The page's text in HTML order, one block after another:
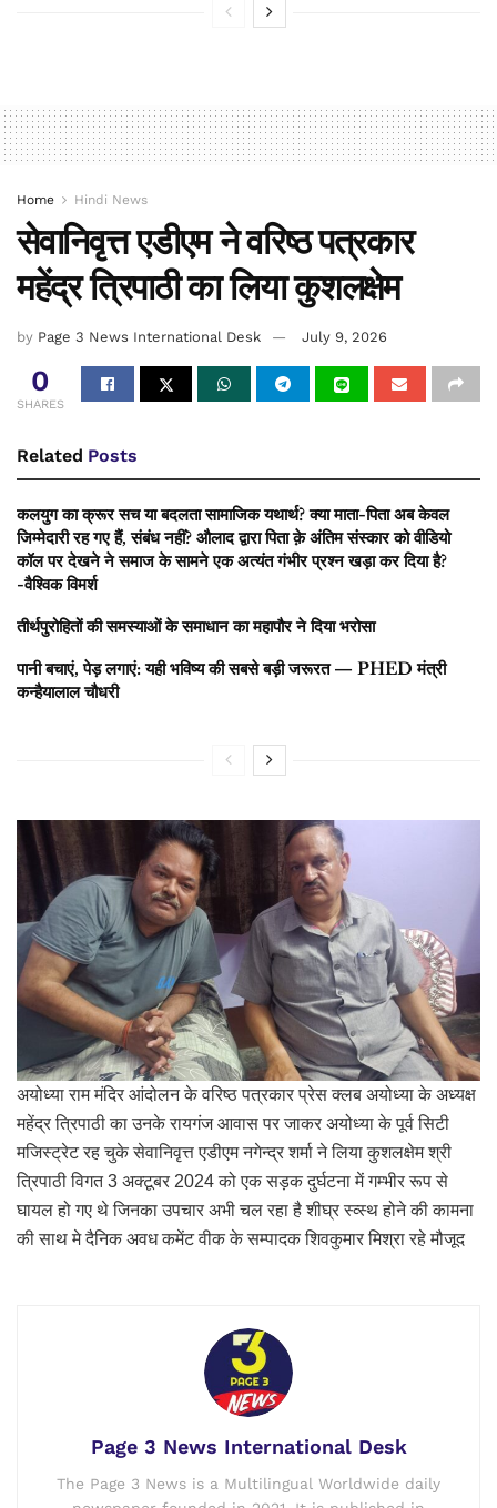
Home Hindi News
सेवानिवृत्त एडीएम ने वरिष्ठ पत्रकार
महेंद्र त्रिपाठी का लिया कुशलक्षेम
by Page 3 News International Desk July 9, 2026
0
SHARES
Related Posts
कलयुग का क्रूर सच या बदलता सामाजिक यथार्थ? क्या माता-पिता अब केवल
जिम्मेदारी रह गए हैं, संबंध नहीं? औलाद द्वारा पिता क़े अंतिम संस्कार को वीडियो
कॉल पर देखने ने समाज के सामने एक अत्यंत गंभीर प्रश्न खड़ा कर दिया है?
-वैश्विक विमर्श
तीर्थपुरोहितों की समस्याओं के समाधान का महापौर ने दिया भरोसा
पानी बचाएं, पेड़ लगाएं: यही भविष्य की सबसे बड़ी जरूरत — PHED मंत्री
कन्हैयालाल चौधरी
अयोध्या राम मंदिर आंदोलन के वरिष्ठ पत्रकार प्रेस क्लब अयोध्या के अध्यक्ष
महेंद्र त्रिपाठी का उनके रायगंज आवास पर जाकर अयोध्या के पूर्व सिटी
मजिस्ट्रेट रह चुके सेवानिवृत्त एडीएम नगेन्द्र शर्मा ने लिया कुशलक्षेम श्री
त्रिपाठी विगत 3 अक्टूबर 2024 को एक सड़क दुर्घटना में गम्भीर रूप से
घायल हो गए थे जिनका उपचार अभी चल रहा है शीघ्र स्व्स्थ होने की कामना
की साथ मे दैनिक अवध कमेंट वीक के सम्पादक शिवकुमार मिश्रा रहे मौजूद
Page 3 News International Desk
The Page 3 News is a Multilingual Worldwide daily